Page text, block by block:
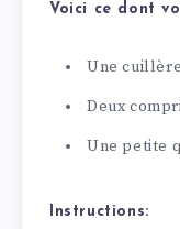
Voici ce dont
Une
Deux
Une petite
Instructions: